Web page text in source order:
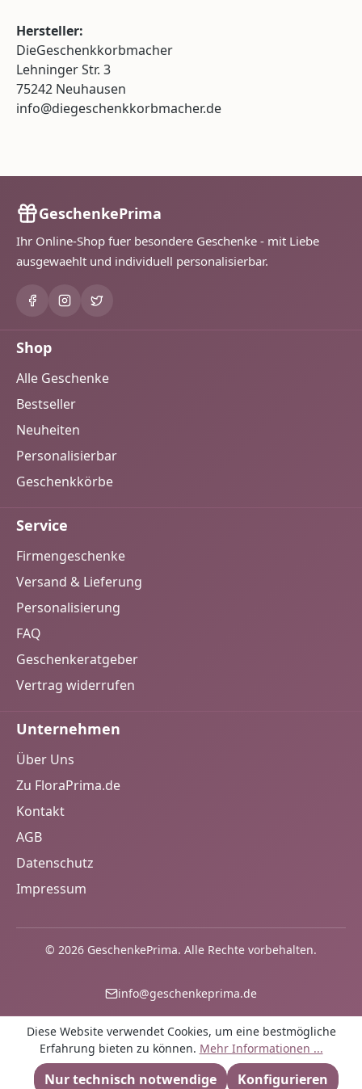
Hersteller:
DieGeschenkkorbmacher
Lehninger Str. 3
75242 Neuhausen
info@diegeschenkkorbmacher.de
GeschenkePrima
Ihr Online-Shop fuer besondere Geschenke - mit Liebe
ausgewaehlt und individuell personalisierbar.
Shop
Alle Geschenke
Bestseller
Neuheiten
Personalisierbar
Geschenkkörbe
Service
Firmengeschenke
Versand & Lieferung
Personalisierung
FAQ
Geschenkeratgeber
Vertrag widerrufen
Unternehmen
Über Uns
Zu FloraPrima.de
Kontakt
AGB
Datenschutz
Impressum
© 2026 GeschenkePrima. Alle Rechte vorbehalten.
info@geschenkeprima.de
Diese Website verwendet Cookies, um eine bestmögliche
Erfahrung bieten zu können. Mehr Informationen ...
Nur technisch notwendige Konfigurieren